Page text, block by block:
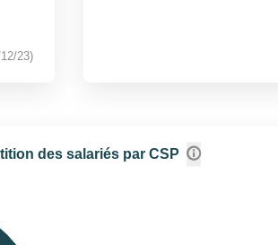
23)
des salariés par CSP